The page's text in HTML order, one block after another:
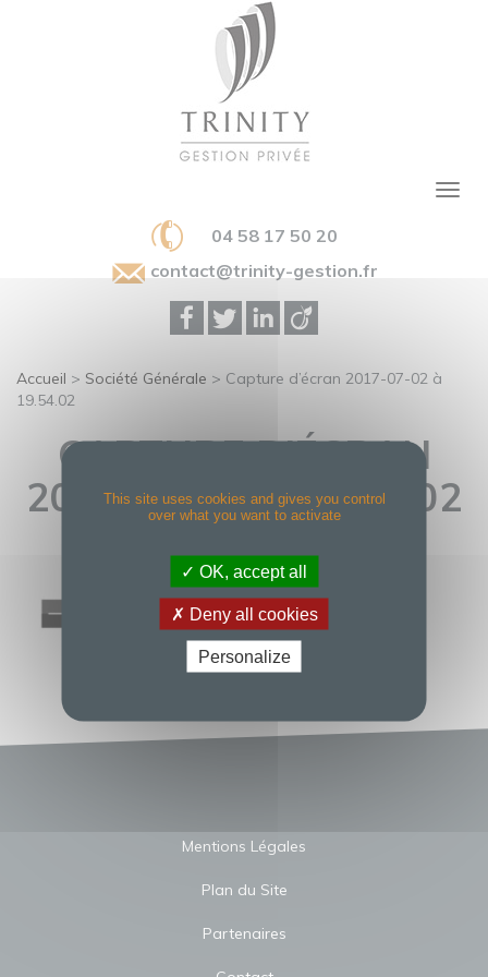
04 58 17 50 20
contact@trinity-gestion.fr
Accueil > Société Générale > Capture d’écran 2017-07-02 à
19.54.02
CAPTURE D’ÉCRAN
2017-07-02 À 19.54.02
Mentions Légales
Plan du Site
Partenaires
This site uses cookies and gives you control
over what you want to activate
OK, accept all
Deny all cookies
Personalize